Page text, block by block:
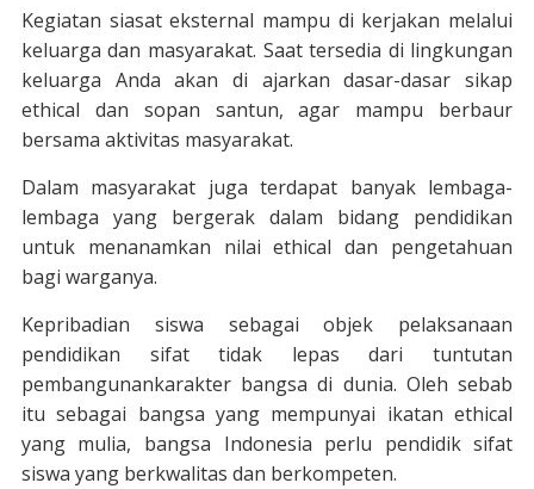
Kegiatan siasat eksternal mampu di kerjakan melalui
keluarga dan masyarakat. Saat tersedia di lingkungan
keluarga Anda akan di ajarkan dasar-dasar sikap
ethical dan sopan santun, agar mampu berbaur
bersama aktivitas masyarakat.
Dalam masyarakat juga terdapat banyak lembaga-
lembaga yang bergerak dalam bidang pendidikan
untuk menanamkan nilai ethical dan pengetahuan
bagi warganya.
Kepribadian siswa sebagai objek pelaksanaan
pendidikan sifat tidak lepas dari tuntutan
pembangunankarakter bangsa di dunia. Oleh sebab
itu sebagai bangsa yang mempunyai ikatan ethical
yang mulia, bangsa Indonesia perlu pendidik sifat
siswa yang berkwalitas dan berkompeten.